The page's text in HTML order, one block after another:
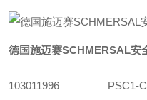
德国施迈赛SCHMERSAL安
103011996
PSC1-